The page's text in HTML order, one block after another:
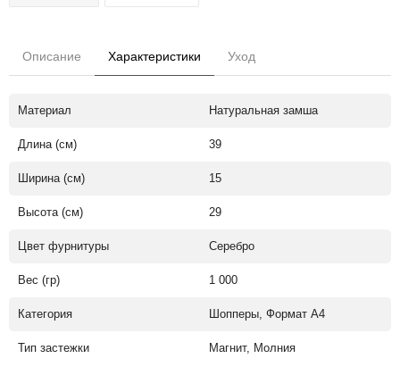
Описание Характеристики Уход
Материал Натуральная замша
Длина (см) 39
Ширина (см) 15
Высота (см) 29
Цвет фурнитуры Серебро
Вес (гр) 1 000
Категория Шопперы, Формат А4
Тип застежки Магнит, Молния